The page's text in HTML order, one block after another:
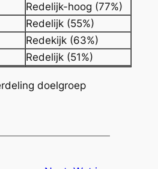
Redelijk-hoog (77%)
Redelijk (55%)
Redekijk (63%)
Redelijk (51%)